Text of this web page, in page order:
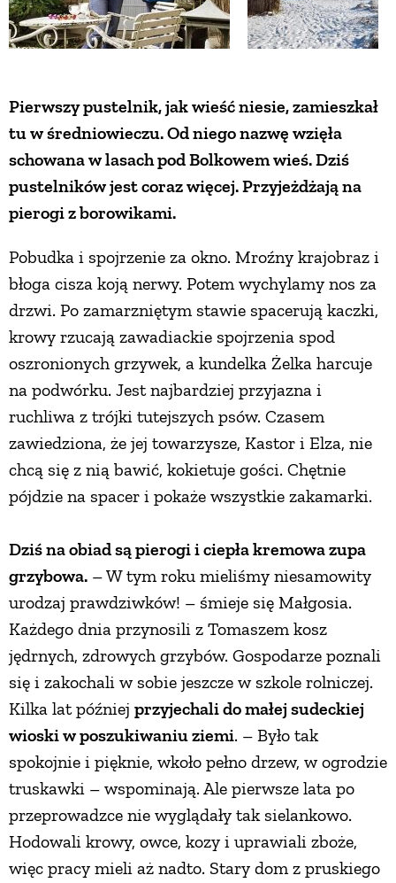
Pierwszy pustelnik, jak wieść niesie, zamieszkał
tu w średniowieczu. Od niego nazwę wzięła
schowana w lasach pod Bolkowem wieś. Dziś
pustelników jest coraz więcej. Przyjeżdżają na
pierogi z borowikami.
Pobudka i spojrzenie za okno. Mroźny krajobraz i
błoga cisza koją nerwy. Potem wychylamy nos za
drzwi. Po zamarzniętym stawie spacerują kaczki,
krowy rzucają zawadiackie spojrzenia spod
oszronionych grzywek, a kundelka Żelka harcuje
na podwórku. Jest najbardziej przyjazna i
ruchliwa z trójki tutejszych psów. Czasem
zawiedziona, że jej towarzysze, Kastor i Elza, nie
chcą się z nią bawić, kokietuje gości. Chętnie
pójdzie na spacer i pokaże wszystkie zakamarki.
Dziś na obiad są pierogi i ciepła kremowa zupa
grzybowa. – W tym roku mieliśmy niesamowity
urodzaj prawdziwków! – śmieje się Małgosia.
Każdego dnia przynosili z Tomaszem kosz
jędrnych, zdrowych grzybów. Gospodarze poznali
się i zakochali w sobie jeszcze w szkole rolniczej.
Kilka lat później przyjechali do małej sudeckiej
wioski w poszukiwaniu ziemi. – Było tak
spokojnie i pięknie, wkoło pełno drzew, w ogrodzie
truskawki – wspominają. Ale pierwsze lata po
przeprowadzce nie wyglądały tak sielankowo.
Hodowali krowy, owce, kozy i uprawiali zboże,
więc pracy mieli aż nadto. Stary dom z pruskiego
RZEMIOSŁO
ZRÓB TO SAM
PRZEPISY
PRZYSTAWKI
ZUPY
DANIA GŁÓWNE
CIASTA I DESERY
PRZETWORY
INNE